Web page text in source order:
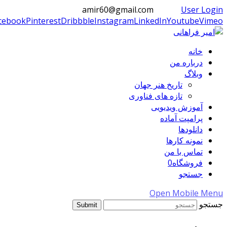
amir60@gmail.com
User Login
PinterestDribbbleInstagramLinkedInYoutubeVimeo
خانه
درباره من
وبلاگ
تاریخ هنر جهان
تازه های فناوری
آموزش ویدیویی
پرامپت آماده
دانلودها
نمونه کارها
تماس با من
فروشگاه0
جستجو
Open Mobile Menu
جستجو
Submit